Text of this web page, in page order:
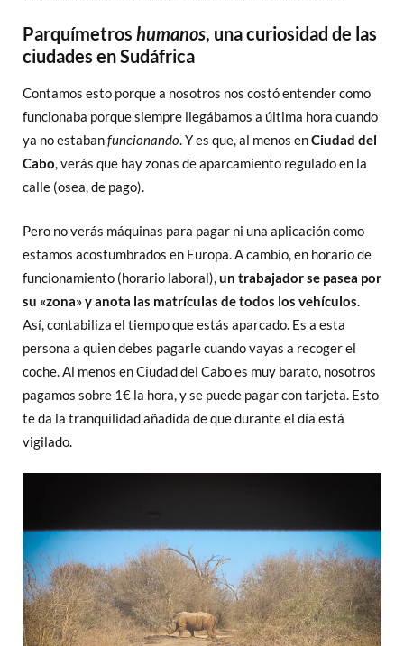
Parquímetros humanos, una curiosidad de las
ciudades en Sudáfrica
Contamos esto porque a nosotros nos costó entender como
funcionaba porque siempre llegábamos a última hora cuando
ya no estabanfuncionando. Y es que, al menos enCiudad del
Cabo, verás que hay zonas de aparcamiento regulado en la
calle (osea, de pago).
Pero no verás máquinas para pagar ni una aplicación como
estamos acostumbrados en Europa. A cambio, en horario de
funcionamiento (horario laboral), un trabajador se pasea por
su «zona» y anota las matrículas de todos los vehículos
Así, contabiliza el tiempo que estás aparcado. Es a esta
persona a quien debes pagarle cuando vayas a recoger el
coche. Al menos en Ciudad del Cabo es muy barato, nosotros
pagamos sobre 1€ la hora, y se puede pagar con tarjeta. Esto
te da la tranquilidad añadida de que durante el día está
vigilado.